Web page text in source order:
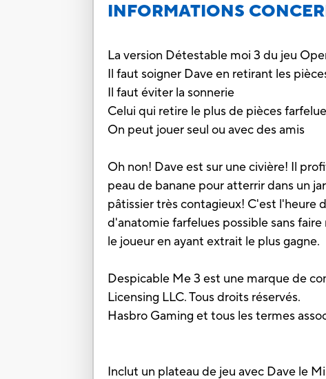
INFORMATIONS
La version Détestable moi 3 du jeu
Il faut soigner Dave en retirant les
Il faut éviter la sonnerie
Celui qui retire le plus de pièces
On peut jouer seul ou avec des amis
Oh non! Dave est sur une civière! Il
peau de banane pour atterrir dans un
pâtissier très contagieux! C'est l'heure
d'anatomie farfelues possible sans
le joueur en ayant extrait le plus gagne.
Despicable Me 3 est une marque de
Licensing LLC. Tous droits réservés.
Hasbro Gaming et tous les termes
Inclut un plateau de jeu avec Dave le